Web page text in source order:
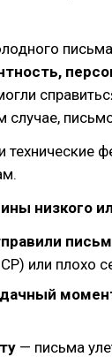
случае,
технические
низкого
или плохо
— письма